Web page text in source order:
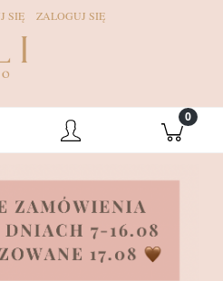
SIĘ ZALOGUJ SIĘ